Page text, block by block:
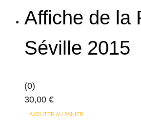
à
plusieurs
Les
Affiche de la
Séville 2015
(0)
30,00 €
AJOUTER AU PANIER